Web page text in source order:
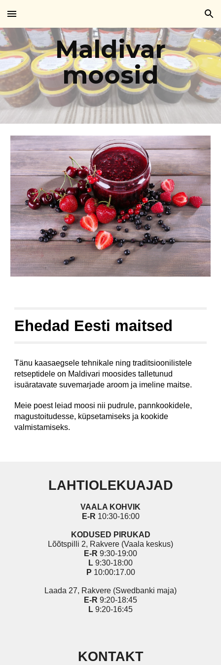
Skip to main content Skip to navigation
Maldivar
moosid
Ehedad Eesti maitsed
Tänu kaasaegsele tehnikale ning traditsioonilistele
retseptidele on Maldivari moosides talletunud
isuäratavate suvemarjade aroom ja imeline maitse.
Meie poest leiad moosi nii pudrule, pannkookidele,
magustoitudesse, küpsetamiseks ja kookide
valmistamiseks.
LAHTIOLEKUAJAD
VAALA KOHVIK
E-R 10:30-16:00
KODUSED PIRUKAD
Lõõtspilli 2, Rakvere (Vaala keskus)
E-R 9:30-19:00
L 9:30-18:00
P 10:00:17.00
Laada 27, Rakvere (Swedbanki maja)
E-R 9:20-18:45
L 9:20-16:45
KONTAKT